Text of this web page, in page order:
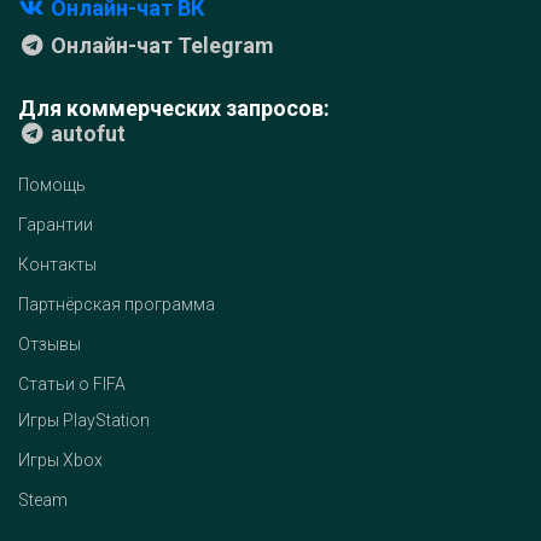
Онлайн-чат ВК
Онлайн-чат Telegram
Для коммерческих запросов:
autofut
Помощь
Гарантии
Контакты
Партнёрская программа
Отзывы
Статьи о FIFA
Игры PlayStation
Игры Xbox
Steam